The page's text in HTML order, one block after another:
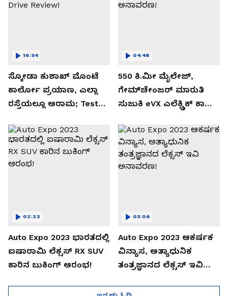
ಸ್ಕೋಡಾ ಕುಶಾಖ್ ಮೊಂಟೆ
ಕಾರ್ಲೋ ಪ್ರಯಾಣ, ಎಲ್ಲಾ
ರಸ್ತೆಯಲ್ಲೂ ಆರಾಮ; Test
16:54
550 ಕಿ.ಮೀ ಮೈಲೇಜ್,
ಗೇಮ್‌ಚೇಂಜರ್ ಮಾರುತಿ
ಸುಜುಕಿ eVX ಎಲೆಕ್ಟ್ರಿಕ್ ಕಾರು
04:48
Auto Expo 2023 ಭಾರತದಲ್ಲಿ
ಐಷಾರಾಮಿ ಲೆಕ್ಸಸ್ RX SUV
ಕಾರಿನ ಬುಕಿಂಗ್ ಆರಂಭ!
02:23
Auto Expo 2023 ಆಕರ್ಷಕ
ವಿನ್ಯಾಸ, ಅತ್ಯಾಧುನಿಕ
ತಂತ್ರಜ್ಞಾನದ ಲೆಕ್ಸಸ್ ಇವಿ
03:06